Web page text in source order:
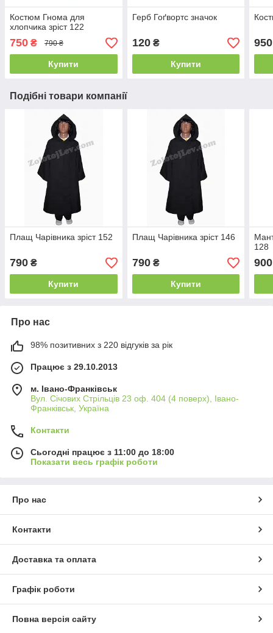
Костюм Гнома для
хлопчика зріст 122
750 ₴ 790 ₴
Купити
Герб Гоґвортс значок
120₴
Купити
950
Подібні товари компанії
Плащ Чарівника зріст 152
790 ₴
Купити
Плащ Чарівника зріст 146
790₴
Купити
128
900
Про нас
98% позитивних з 220 відгуків за рік
Працює з 29.10.2013
м. Івано-Франківськ
Вул. Січових Стрільців 23 оф. 404 (4 поверх), Івано-
Франківськ, Україна
Контакти
Сьогодні працює з 11:00 до 18:00
Показати весь графік роботи
Про нас
Контакти
Доставка та оплата
Графік роботи
Повна версія сайту